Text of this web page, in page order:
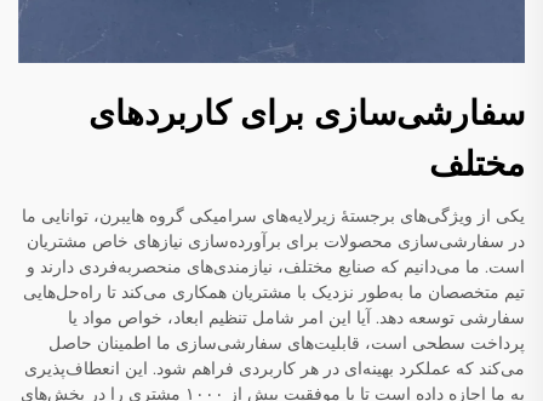
سفارشی‌سازی برای کاربردهای
مختلف
یکی از ویژگی‌های برجستهٔ زیرلایه‌های سرامیکی گروه هایبرن، توانایی ما
در سفارشی‌سازی محصولات برای برآورده‌سازی نیازهای خاص مشتریان
است. ما می‌دانیم که صنایع مختلف، نیازمندی‌های منحصربه‌فردی دارند و
تیم متخصصان ما به‌طور نزدیک با مشتریان همکاری می‌کند تا راه‌حل‌هایی
سفارشی توسعه دهد. آیا این امر شامل تنظیم ابعاد، خواص مواد یا
پرداخت سطحی است، قابلیت‌های سفارشی‌سازی ما اطمینان حاصل
می‌کند که عملکرد بهینه‌ای در هر کاربردی فراهم شود. این انعطاف‌پذیری
به ما اجازه داده است تا با موفقیت بیش از ۱۰۰۰ مشتری را در بخش‌های